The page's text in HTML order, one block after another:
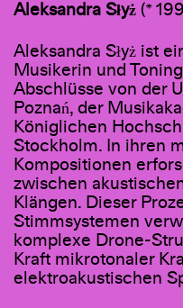
Aleksandra Słyż (*
Aleksandra Słyż ist
Musikerin und
Abschlüsse von der
Poznań, der
Königlichen
Stockholm. In ihren
Kompositionen
zwischen
Klängen. Dieser
Stimmsystemen
komplexe Drone-
Kraft mikrotonaler
elektroakustischen